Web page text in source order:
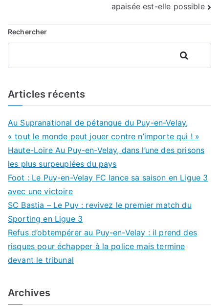
apaisée est-elle possible
Rechercher
Rechercher
Articles récents
Au Supranational de pétanque du Puy-en-Velay,
« tout le monde peut jouer contre n’importe qui ! »
Haute-Loire Au Puy-en-Velay, dans l’une des prisons
les plus surpeuplées du pays
Foot : Le Puy-en-Velay FC lance sa saison en Ligue 3
avec une victoire
SC Bastia – Le Puy : revivez le premier match du
Sporting en Ligue 3
Refus d’obtempérer au Puy-en-Velay : il prend des
risques pour échapper à la police mais termine
devant le tribunal
Archives